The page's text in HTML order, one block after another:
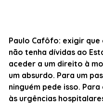
Paulo Cafôfo: exigir que
não tenha dívidas ao
aceder a um direito à
um absurdo. Para um
ninguém pede isso. Para
às urgências